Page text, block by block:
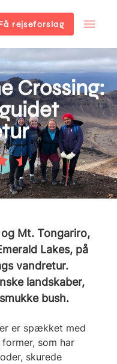
rejseforslag
Crossing:
Mt. Tongariro,
Lakes, på
vandretur.
landskaber,
bush.
er spækket med
som har
skurede